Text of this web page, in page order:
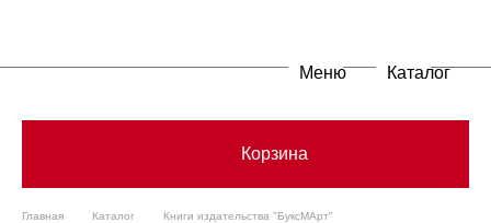
Меню Каталог
Корзина
Главная Каталог
Книги издательства "БуксМАрт"